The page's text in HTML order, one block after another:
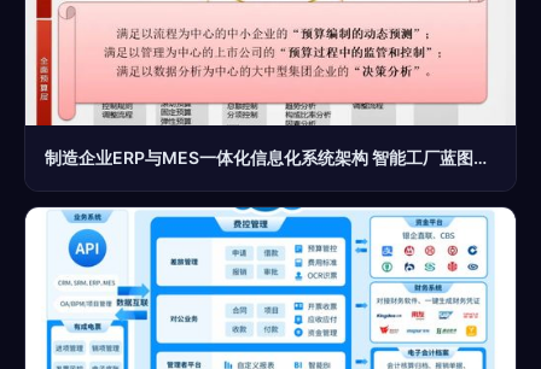
制造企业ERP与MES一体化信息化系统架构 智能工厂蓝图解决方案